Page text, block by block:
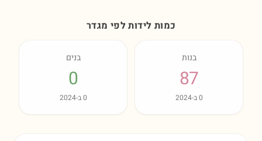
כמות לידות לפי מגדר
בנות
87
0ב-2024
בנים
0
0ב-2024